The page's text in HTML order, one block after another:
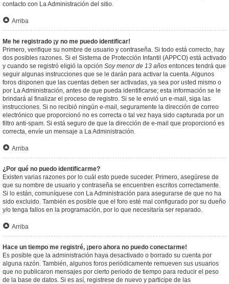
contacto con La Administración del sitio.
Arriba
Me he registrado ¡y no me puedo identificar!
Primero, verifique su nombre de usuario y contraseña. Si todo está correcto, hay
dos posibles razones. Si el Sistema de Protección Infantil (APPCO) está activado
y cuando se registró eligió la opción Soy menor de 13 años entonces tendrá que
seguir algunas instrucciones que se le darán para activar la cuenta. Algunos
foros disponen que las cuentas deben ser activadas, ya sea por usted mismo o
por La Administración, antes de que pueda identificarse; esta información se le
brindará al finalizar el proceso de registro. Si se le envió un e-mail, siga las
instrucciones. Si no recibió ningún e-mail, seguramente la dirección de correo
electrónico que proporcionó no es correcta o tal vez haya sido capturada por un
filtro anti-spam. Si está seguro de que la dirección de e-mail que proporcionó es
correcta, envíe un mensaje a La Administración.
Arriba
¿Por qué no puedo identificarme?
Existen varias razones por lo cuál esto puede suceder. Primero, asegúrese de
que su nombre de usuario y contraseña se encuentren escritos correctamente.
Si lo están, comuníquese con La Administración para asegurarse de que no ha
sido excluido. También es posible que el foro esté mal configurado por su dueño
y/o tenga fallos en la programación, por lo que necesitaría ser reparado.
Arriba
Hace un tiempo me registré, ¡pero ahora no puedo conectarme!
Es posible que la administración haya desactivado o borrado su cuenta por
alguna razón. También, algunos foros periódicamente remueven sus usuarios
que no publicaron mensajes por cierto periodo de tiempo para reducir el peso
de la base de datos. Si es así, registrese de nuevo y participe de las